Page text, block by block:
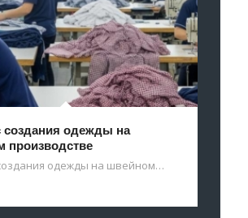
создания одежды на
производстве
одежды на швейном…